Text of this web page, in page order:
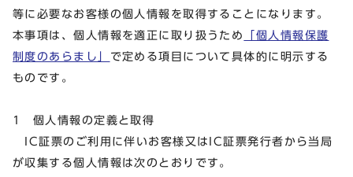
等に必要なお客様の個人情報を取得することになります。
本事項は、個人情報を適正に取り扱うため
「個人情報保護
制度のあらまし」 で定める項目について具体的に明示する
ものです。
1 個人情報の定義と取得
IC証票のご利用に伴いお客様又はIC証票発行者から当局
が収集する個人情報は次のとおりです。